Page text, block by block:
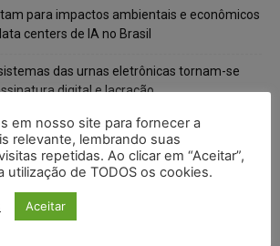
para impactos ambientais e econômicos
centers de IA no Brasil
das urnas eletrônicas tornam-se
digital e lacração
sobre constitucionalidade da proibição
no Brasil
em nosso site para fornecer a
relevante, lembrando suas
repetidas. Ao clicar em “Aceitar”,
utilização de TODOS os cookies.
Aceitar